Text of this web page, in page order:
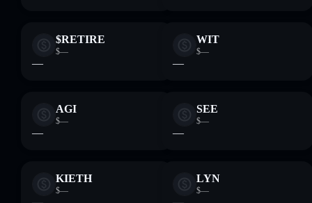
$RETIRE
$—
—
WIT
$—
—
AGI
$—
—
SEE
$—
—
KIETH
$—
LYN
$—